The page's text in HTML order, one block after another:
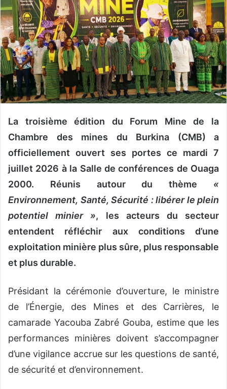
y
e
u
n
c
u
r
e
l
La troisième édition du Forum Mine de la
Chambre des mines du Burkina (CMB) a
officiellement ouvert ses portes ce mardi 7
juillet 2026 à la Salle de conférences de Ouaga
2000. Réunis autour du thème «
Environnement, Santé, Sécurité : libérer le plein
potentiel minier », les acteurs du secteur
entendent réfléchir aux conditions d’une
exploitation minière plus sûre, plus responsable
et plus durable.
Présidant la cérémonie d’ouverture, le ministre
de l’Énergie, des Mines et des Carrières, le
camarade Yacouba Zabré Gouba, estime que les
performances minières doivent s’accompagner
d’une vigilance accrue sur les questions de santé,
de sécurité et d’environnement.